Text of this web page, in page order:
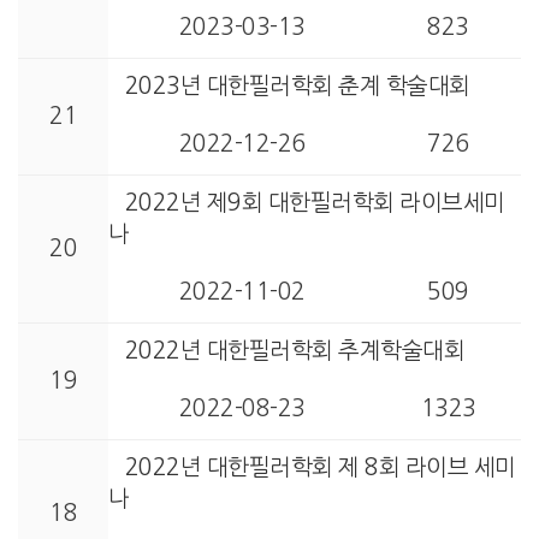
2023-03-13 823
21
2023년 대한필러학회 춘계 학술대회
2022-12-26 726
20
2022년 제9회 대한필러학회 라이브세미
나
2022-11-02 509
19
2022년 대한필러학회 추계학술대회
2022-08-23 1323
18
2022년 대한필러학회 제 8회 라이브 세미
나